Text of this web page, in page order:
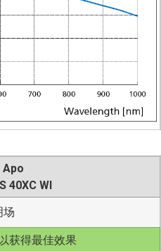
Apo
40XC WI
场
获得最佳效果